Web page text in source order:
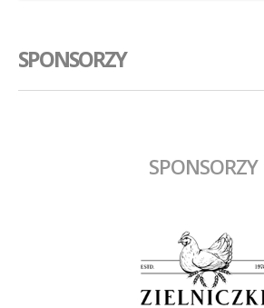
SPONSORZY
SPONSORZY